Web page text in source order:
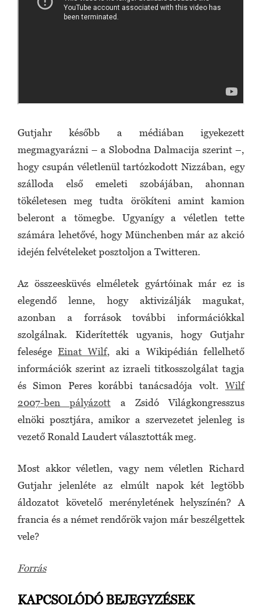
Gutjahr később a médiában igyekezett
megmagyarázni – a Slobodna Dalmacija szerint –,
hogy csupán véletlenül tartózkodott Nizzában, egy
szálloda első emeleti szobájában, ahonnan
tökéletesen meg tudta örökíteni amint kamion
beleront a tömegbe. Ugyanígy a véletlen tette
számára lehetővé, hogy Münchenben már az akció
idején felvételeket posztoljon a Twitteren.
Az összeesküvés elméletek gyártóinak már ez is
elegendő lenne, hogy aktivizálják magukat,
azonban a források további információkkal
szolgálnak. Kiderítették ugyanis, hogy Gutjahr
felesége Einat Wilf, aki a Wikipédián fellelhető
információk szerint az izraeli titkosszolgálat tagja
és Simon Peres korábbi tanácsadója volt. Wilf
2007-ben pályázott a Zsidó Világkongresszus
elnöki posztjára, amikor a szervezetet jelenleg is
vezető Ronald Laudert választották meg.
Most akkor véletlen, vagy nem véletlen Richard
Gutjahr jelenléte az elmúlt napok két legtöbb
áldozatot követelő merényletének helyszínén? A
francia és a német rendőrök vajon már beszélgettek
vele?
Forrás
KAPCSOLÓDÓ BEJEGYZÉSEK